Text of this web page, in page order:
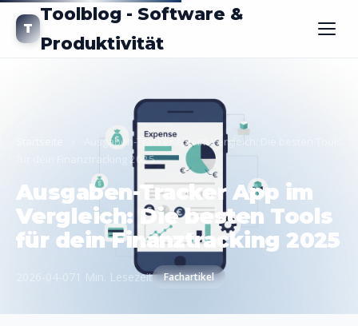
T
Toolblog - Software &
Produktivität
Ausgaben-Tracker App im Vergleich: Die besten Tools
für dein Finanztracking 2025
Ausgaben-Tracker App im
Vergleich: Die besten Tools
für dein Finanztracking 2025
2026-04-07 1 Min. Lesezeit Fachartikel